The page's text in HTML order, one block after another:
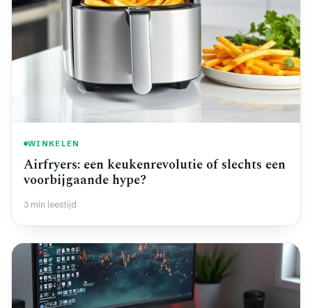
WINKELEN
Airfryers: een keukenrevolutie of slechts een
voorbijgaande hype?
3 min leestijd